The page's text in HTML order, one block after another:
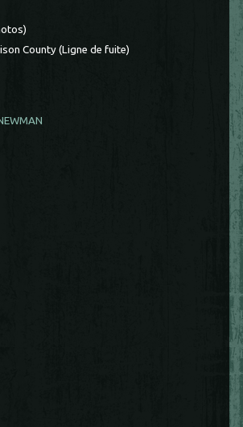
County (Ligne de fuite)